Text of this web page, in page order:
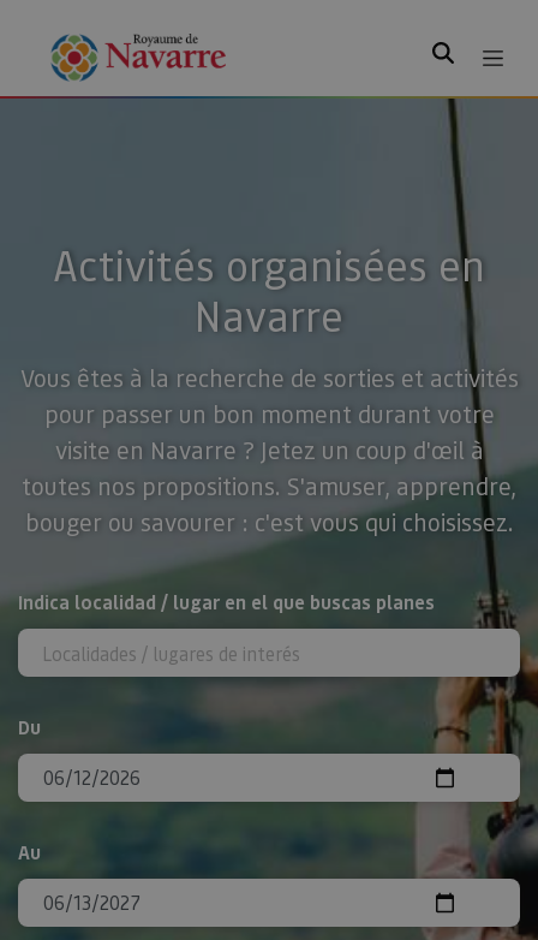
Rechercher
Activités organisées en
Navarre
Vous êtes à la recherche de sorties et activités
pour passer un bon moment durant votre
visite en Navarre ? Jetez un coup d'œil à
toutes nos propositions. S'amuser, apprendre,
bouger ou savourer : c'est vous qui choisissez.
Rechercher
Indica localidad / lugar en el que buscas planes
Du
Au